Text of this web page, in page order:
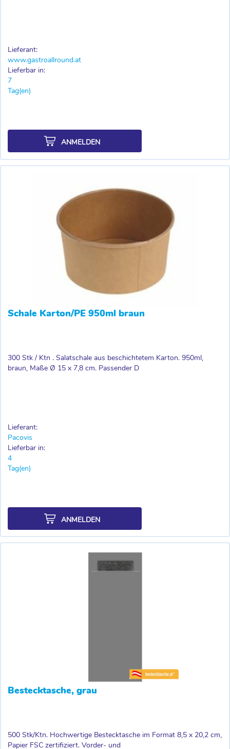
Lieferant:
www.gastroallround.at
Lieferbar in:
7
Tag(en)
ANMELDEN
Schale Karton/PE 950ml braun
300 Stk / Ktn . Salatschale aus beschichtetem Karton. 950ml,
braun, Maße Ø 15 x 7,8 cm. Passender D
Lieferant:
Pacovis
Lieferbar in:
4
Tag(en)
ANMELDEN
Bestecktasche, grau
500 Stk/Ktn. Hochwertige Bestecktasche im Format 8,5 x 20,2 cm,
Papier FSC zertifiziert. Vorder- und